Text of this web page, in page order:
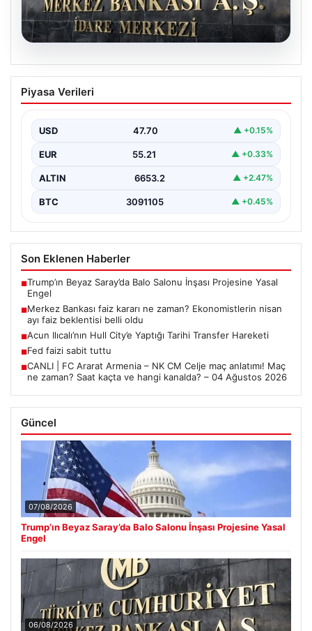
Merkez Bankası faiz kararı ne zaman?
Ekonomistlerin nisan ayı faiz beklentisi
Piyasa Verileri
USD 47.70 ▲ +0.15%
EUR 55.21 ▲ +0.33%
ALTIN 6653.2 ▲ +2.47%
BTC 3091105 ▲ +0.45%
Son Eklenen Haberler
■Trump’ın Beyaz Saray’da Balo Salonu İnşası Projesine Yasal
Engel
■Merkez Bankası faiz kararı ne zaman? Ekonomistlerin nisan
ayı faiz beklentisi belli oldu
■Acun Ilıcalı’nın Hull City’e Yaptığı Tarihi Transfer Hareketi
■Fed faizi sabit tuttu
■CANLI | FC Ararat Armenia – NK CM Celje maç anlatımı! Maç
ne zaman? Saat kaçta ve hangi kanalda? – 04 Ağustos 2026
Güncel
07/08/2026
Trump’ın Beyaz Saray’da Balo Salonu İnşası Projesine Yasal
Engel
06/08/2026